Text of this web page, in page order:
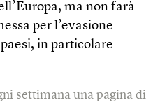
ma non farà
per l’evasione
in particolare
settimana una pagina di